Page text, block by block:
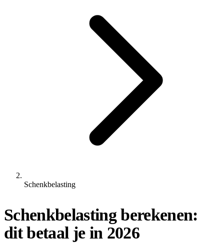
Schenkbelasting
Schenkbelasting berekenen:
dit betaal je in 2026